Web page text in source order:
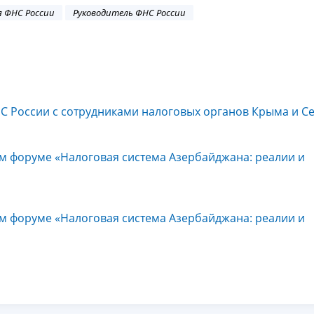
ФНС России Руководитель ФНС России
России с сотрудниками налоговых органов Крыма и
форуме «Налоговая система Азербайджана: реалии и
форуме «Налоговая система Азербайджана: реалии и